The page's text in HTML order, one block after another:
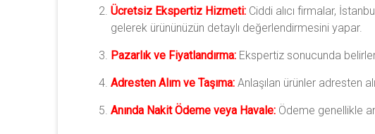
Ücretsiz Ekspertiz Hizmeti: Ciddi alıcı firmalar,
gelerek ürününüzün detaylı değerlendirmesini yapar.
Pazarlık ve Fiyatlandırma: Ekspertiz sonucunda
Adresten Alım ve Taşıma: Anlaşılan ürünler adresten
Anında Nakit Ödeme veya Havale: Ödeme genellikle